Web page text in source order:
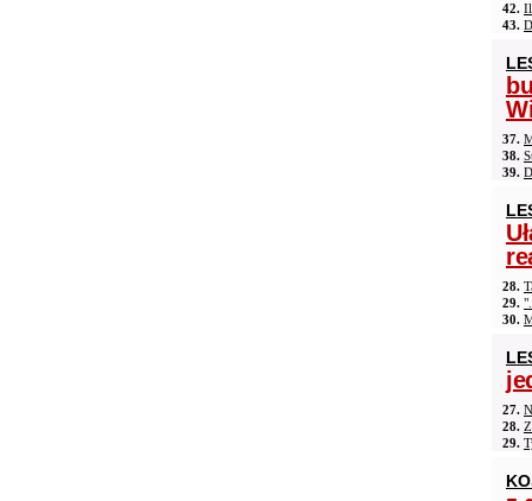
42.
43.
37.
38.
39.
28.
29.
30.
27.
28.
29.